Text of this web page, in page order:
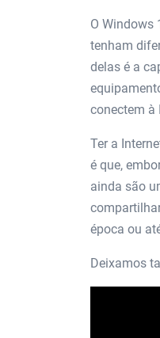
O Windows
tenham
delas é a
conectem à
Ter a
é que,
ainda são
época ou
Deixamos